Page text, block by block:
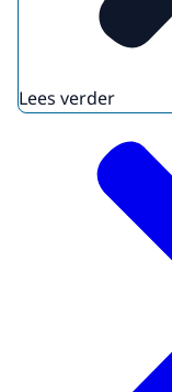
Lees verder